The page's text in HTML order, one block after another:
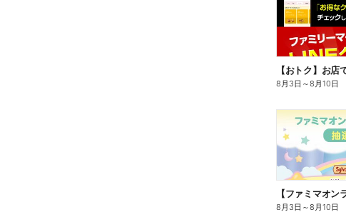
8月3日 ～8月10日
8月3日 ～8月10日